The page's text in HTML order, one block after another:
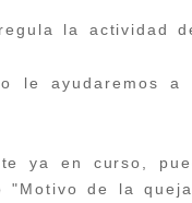
la actividad
le ayudaremos a
ya en curso,
"Motivo de la